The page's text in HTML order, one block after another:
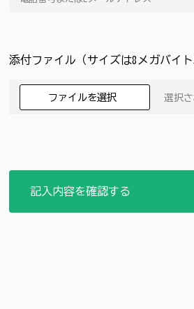
添付ファイル（サイズは8メガバイト
ファイルを選択 選択